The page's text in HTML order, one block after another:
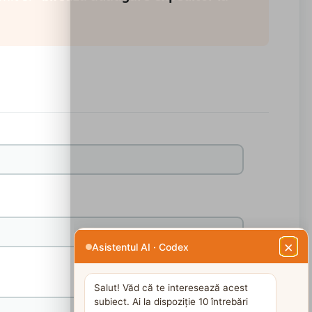
Asistentul AI · Codex ×
Salut! Văd că te interesează acest
subiect. Ai la dispoziție 10 întrebări